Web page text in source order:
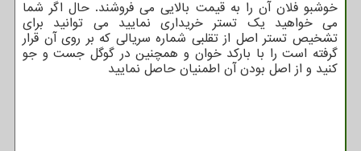
خوشبو فلان آن را به قیمت بالایی می فروشند. حال اگر شما
می خواهید یک تستر خریداری نمایید می توانید برای
تشخیص تستر اصل از تقلبی شماره سریالی که بر روی آن قرار
گرفته است را با بارکد خوان و همچنین در گوگل جست و جو
کنید و از اصل بودن آن اطمنیان حاصل نمایید